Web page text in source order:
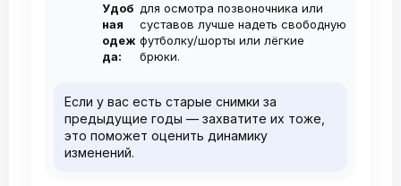
Удоб
ная
одеж
да:
для осмотра позвоночника или
суставов лучше надеть свободную
футболку/шорты или лёгкие
брюки.
Если у вас есть старые снимки за
предыдущие годы — захватите их тоже,
это поможет оценить динамику
изменений.